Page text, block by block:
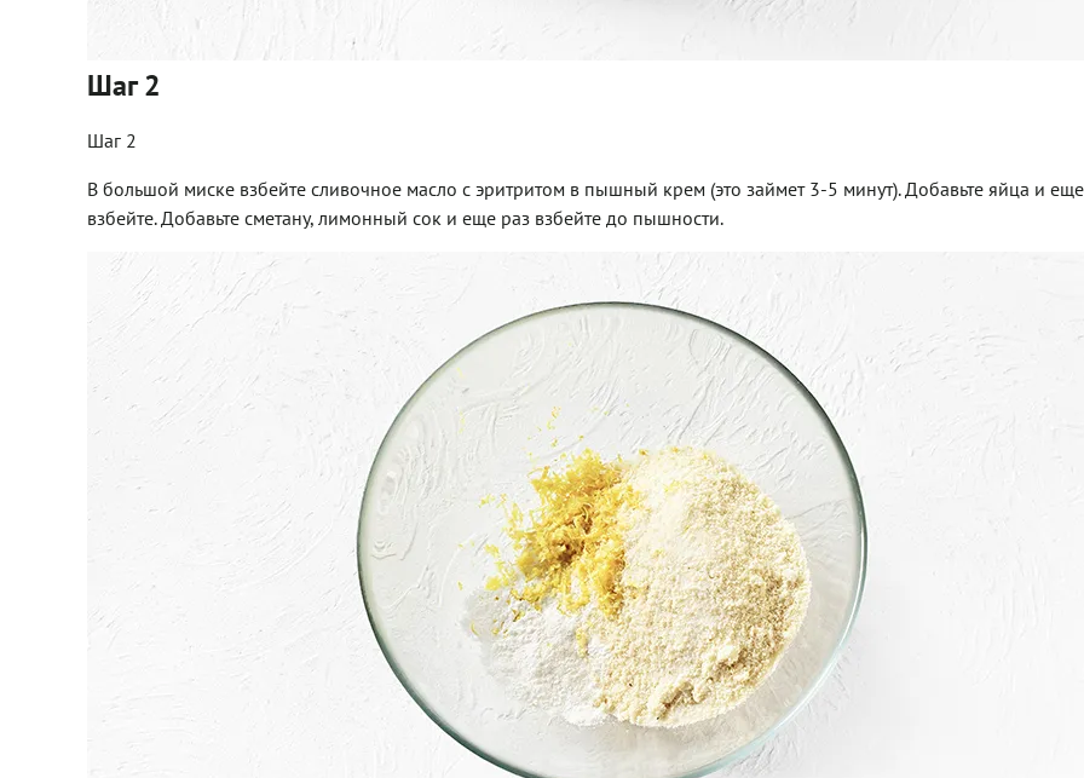
Шаг 2
Шаг 2
В большой миске взбейте сливочное масло с эритритом в пышный крем (это займет 3-5 минут). Добавьте яйца и
взбейте. Добавьте сметану, лимонный сок и еще раз взбейте до пышности.